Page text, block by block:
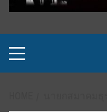
Menu